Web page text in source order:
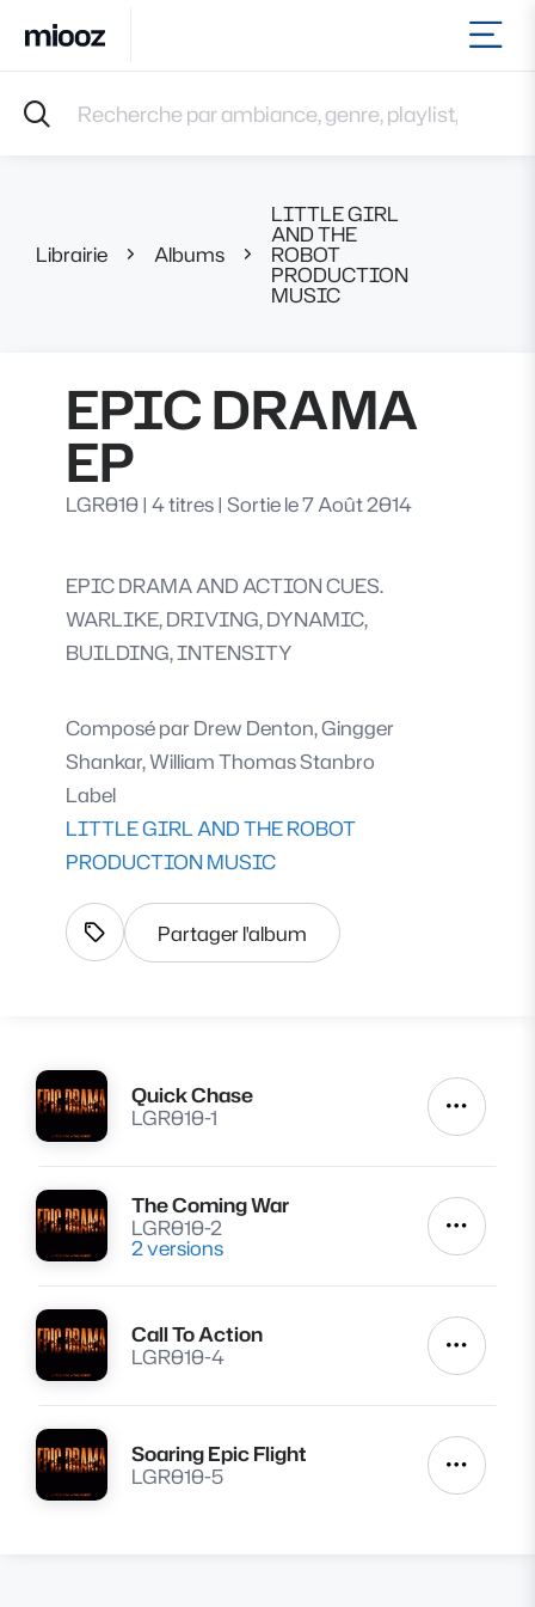
Accueil
Musiques
Contact
Librairie Albums
LITTLE GIRL
AND THE
ROBOT
PRODUCTION
MUSIC
EPIC DRAMA
EP
LGR010| 4 titres| Sortie le 7 Août 2014
EPIC DRAMA AND ACTION CUES.
WARLIKE, DRIVING, DYNAMIC,
BUILDING, INTENSITY
Composé par Drew Denton, Gingger
Shankar, William Thomas Stanbro
Label
LITTLE GIRL AND THE ROBOT
PRODUCTION MUSIC
Afficher les tags
Partager l'album
Lire
Quick Chase
LGR010-1
Autres
Lire
The Coming War
LGR010-2
2 versions Autres
Lire
Call To Action
LGR010-4
Autres
Lire
Soaring Epic Flight
LGR010-5
Autres